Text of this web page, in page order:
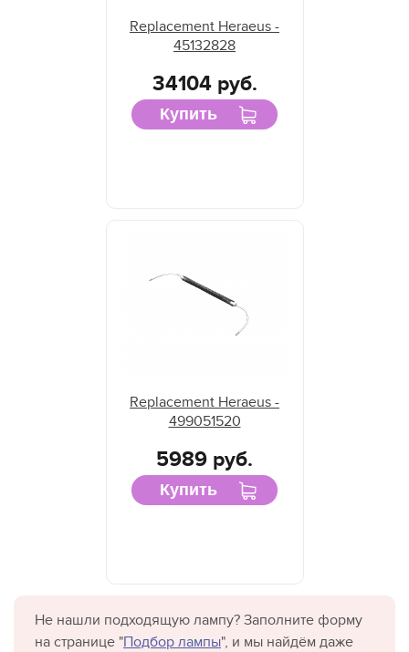
Replacement Heraeus -
45132828
34104 руб.
Купить
Replacement Heraeus -
499051520
5989 руб.
Купить
Не нашли подходящую лампу? Заполните форму
на странице "Подбор лампы", и мы найдём даже